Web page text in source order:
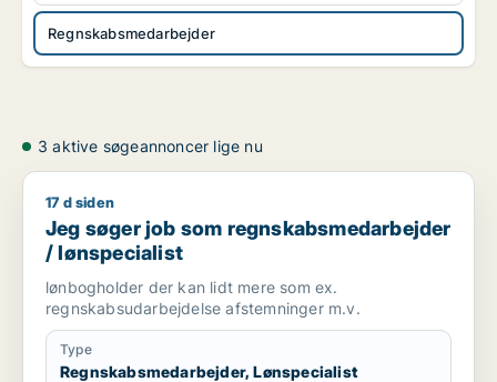
Regnskabsmedarbejder
3 aktive søgeannoncer lige nu
Jeg søger job som regnskabsmedarbejder / lønspecialist
17 d siden
Jeg søger job som regnskabsmedarbejder
/ lønspecialist
lønbogholder der kan lidt mere som ex.
regnskabsudarbejdelse afstemninger m.v.
Type
Regnskabsmedarbejder, Lønspecialist